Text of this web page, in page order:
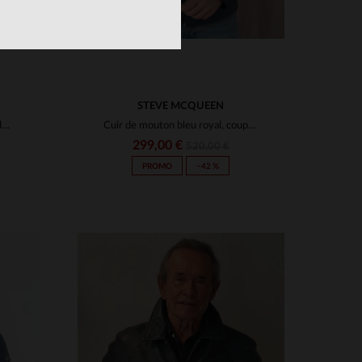
Blouson racing vintage en cuir de mouton bleu royal. Manches zippées.
STEVE MCQUEEN
Cuir de mouton bleu royal, coupe motarde légère, hommage à McQueen.
299,00 €
PROMO −42 %